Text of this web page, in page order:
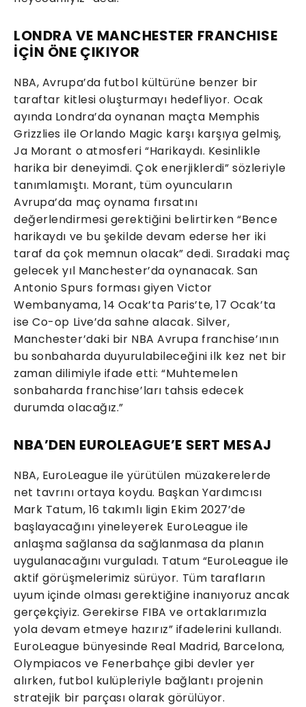
LONDRA VE MANCHESTER FRANCHISE
İÇİN ÖNE ÇIKIYOR
NBA, Avrupa’da futbol kültürüne benzer bir
taraftar kitlesi oluşturmayı hedefliyor. Ocak
ayında Londra’da oynanan maçta Memphis
Grizzlies ile Orlando Magic karşı karşıya gelmiş,
Ja Morant o atmosferi “Harikaydı. Kesinlikle
harika bir deneyimdi. Çok enerjiklerdi” sözleriyle
tanımlamıştı. Morant, tüm oyuncuların
Avrupa’da maç oynama fırsatını
değerlendirmesi gerektiğini belirtirken “Bence
harikaydı ve bu şekilde devam ederse her iki
taraf da çok memnun olacak” dedi. Sıradaki maç
gelecek yıl Manchester’da oynanacak. San
Antonio Spurs forması giyen Victor
Wembanyama, 14 Ocak’ta Paris’te, 17 Ocak’ta
ise Co-op Live’da sahne alacak. Silver,
Manchester’daki bir NBA Avrupa franchise’ının
bu sonbaharda duyurulabileceğini ilk kez net bir
zaman dilimiyle ifade etti: “Muhtemelen
sonbaharda franchise’ları tahsis edecek
durumda olacağız.”
NBA’DEN EUROLEAGUE’E SERT MESAJ
NBA, EuroLeague ile yürütülen müzakerelerde
net tavrını ortaya koydu. Başkan Yardımcısı
Mark Tatum, 16 takımlı ligin Ekim 2027’de
başlayacağını yineleyerek EuroLeague ile
anlaşma sağlansa da sağlanmasa da planın
uygulanacağını vurguladı. Tatum “EuroLeague ile
aktif görüşmelerimiz sürüyor. Tüm tarafların
uyum içinde olması gerektiğine inanıyoruz ancak
gerçekçiyiz. Gerekirse FIBA ve ortaklarımızla
yola devam etmeye hazırız” ifadelerini kullandı.
EuroLeague bünyesinde Real Madrid, Barcelona,
Olympiacos ve Fenerbahçe gibi devler yer
alırken, futbol kulüpleriyle bağlantı projenin
stratejik bir parçası olarak görülüyor.